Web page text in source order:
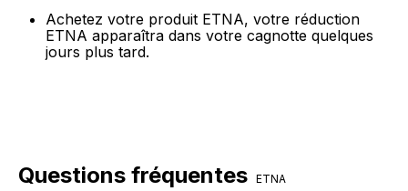
Achetez votre produit ETNA, votre réduction
ETNA apparaîtra dans votre cagnotte quelques
jours plus tard.
Questions fréquentes ETNA